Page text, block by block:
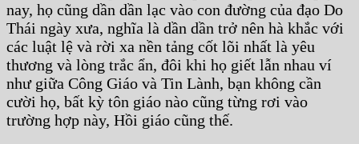
nay, họ cũng dần dần lạc vào con đường của đạo Do
Thái ngày xưa, nghĩa là dần dần trở nên hà khắc với
các luật lệ và rời xa nền tảng cốt lõi nhất là yêu
thương và lòng trắc ẩn, đôi khi họ giết lẫn nhau ví
như giữa Công Giáo và Tin Lành, bạn không cần
cười họ, bất kỳ tôn giáo nào cũng từng rơi vào
trường hợp này, Hồi giáo cũng thế.